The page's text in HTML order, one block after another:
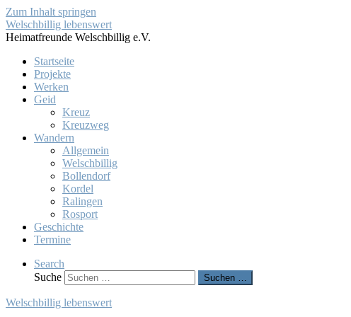
Zum Inhalt springen
Welschbillig lebenswert
Heimatfreunde Welschbillig e.V.
Startseite
Projekte
Werken
Geid
Kreuz
Kreuzweg
Wandern
Allgemein
Welschbillig
Bollendorf
Kordel
Ralingen
Rosport
Geschichte
Termine
Search
Suche
Suchen …
Welschbillig lebenswert